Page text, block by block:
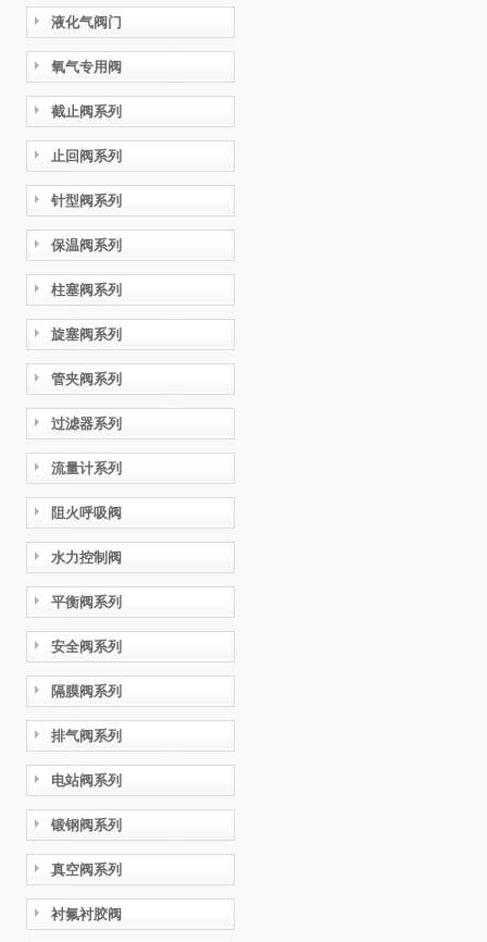
液化气阀门
氧气专用阀
截止阀系列
止回阀系列
针型阀系列
保温阀系列
柱塞阀系列
旋塞阀系列
管夹阀系列
过滤器系列
流量计系列
阻火呼吸阀
水力控制阀
平衡阀系列
安全阀系列
隔膜阀系列
排气阀系列
电站阀系列
锻钢阀系列
真空阀系列
衬氟衬胶阀